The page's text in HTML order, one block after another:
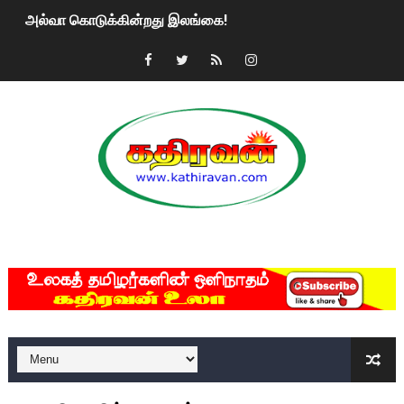
அல்வா கொடுக்கின்றது இலங்கை!
2ஆம் நாள் உக்ரைன் யுத்தம்!! எங்களைத் தனிமையில்
மகிந்த ராஜபக்சே பதவி விலக திட்டம்?
ரவுடி பேபிக்கு நடந்த தரமான சம்பவம்.. ஆபாச வீடியோக்களால்
குண்டை தூக்கிப்போட்ட ஆய்வு…. இந்தியாவின் “கோவிஷீல்டு”
யாழில் தமிழின தலைவர் பிரபாகரனின் பிறந்தநாளை
ஏர்போர்ட்டில் உதைத்த நபர் யார், என்ன நடந்தது?: உண்மையை
சீனா இலங்கையிடம் 8 மில்லியன் அமெரிக்க டொலர் நட்டஈடு